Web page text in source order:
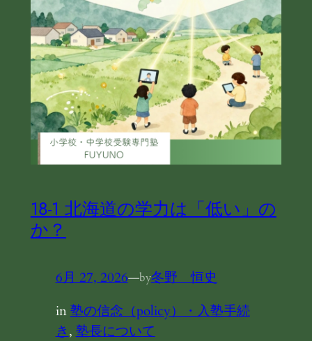
18-1 北海道の学力は「低い」の
か？
6月 27, 2026—by冬野 恒史
in塾の信念（policy）・入塾手続
き, 塾長について